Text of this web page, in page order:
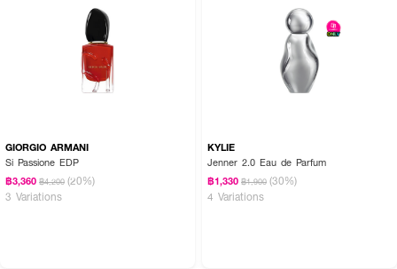
GIORGIO ARMANI
Si Passione EDP
฿3,360 ฿4,200 (20%)
3 Variations
KYLIE
Jenner 2.0 Eau de Parfum
฿1,330 ฿1,900 (30%)
4 Variations